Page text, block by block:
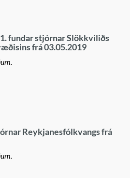
fundar stjórnar Slökkviliðs
frá 03.05.2019
Reykjanesfólkvangs frá